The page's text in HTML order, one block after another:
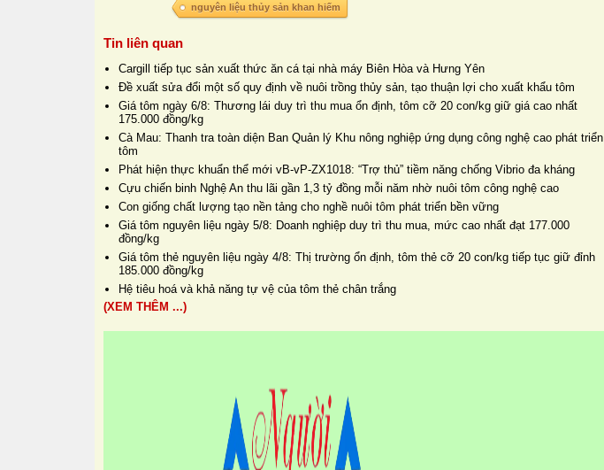
nguyên liệu thủy sản khan hiếm
Tin liên quan
Cargill tiếp tục sản xuất thức ăn cá tại nhà máy Biên Hòa và Hưng Yên
Đề xuất sửa đổi một số quy định về nuôi trồng thủy sản, tạo thuận lợi cho xuất khẩu tôm
Giá tôm ngày 6/8: Thương lái duy trì thu mua ổn định, tôm cỡ 20 con/kg giữ giá cao nhất
175.000 đồng/kg
Cà Mau: Thanh tra toàn diện Ban Quản lý Khu nông nghiệp ứng dụng công nghệ cao phát triển
tôm
Phát hiện thực khuẩn thể mới vB-vP-ZX1018: “Trợ thủ” tiềm năng chống Vibrio đa kháng
Cựu chiến binh Nghệ An thu lãi gần 1,3 tỷ đồng mỗi năm nhờ nuôi tôm công nghệ cao
Con giống chất lượng tạo nền tảng cho nghề nuôi tôm phát triển bền vững
Giá tôm nguyên liệu ngày 5/8: Doanh nghiệp duy trì thu mua, mức cao nhất đạt 177.000
đồng/kg
Giá tôm thẻ nguyên liệu ngày 4/8: Thị trường ổn định, tôm thẻ cỡ 20 con/kg tiếp tục giữ đỉnh
185.000 đồng/kg
Hệ tiêu hoá và khả năng tự vệ của tôm thẻ chân trắng
(XEM THÊM ...)